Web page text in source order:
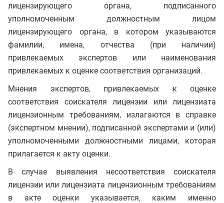
лицензирующего органа, подписанного
уполномоченным должностным лицом
лицензирующего органа, в котором указываются
фамилии, имена, отчества (при наличии)
привлекаемых экспертов или наименования
привлекаемых к оценке соответствия организаций.
Мнения экспертов, привлекаемых к оценке
соответствия соискателя лицензии или лицензиата
лицензионным требованиям, излагаются в справке
(экспертном мнении), подписанной экспертами и (или)
уполномоченными должностными лицами, которая
прилагается к акту оценки.
В случае выявления несоответствия соискателя
лицензии или лицензиата лицензионным требованиям
в акте оценки указывается, каким именно